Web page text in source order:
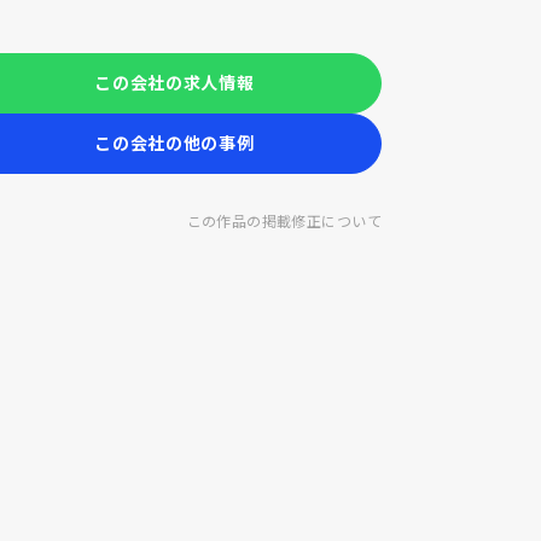
この会社の求人情報
この会社の他の事例
この作品の掲載修正について